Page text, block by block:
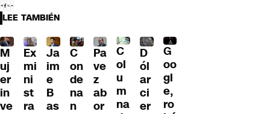
LEE TAMBIÉN
M
uj
er
in
ve
Ex
mi
ni
st
ra
Ja
im
e
B
as
C
on
de
na
n
Pa
ve
z
ab
or
C
ol
u
m
na
D
ól
ar
ci
er
G
oo
gl
e,
ro